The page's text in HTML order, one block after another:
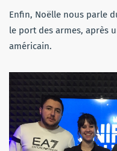
Enfin, Noëlle nous parle
le port des armes, après
américain.